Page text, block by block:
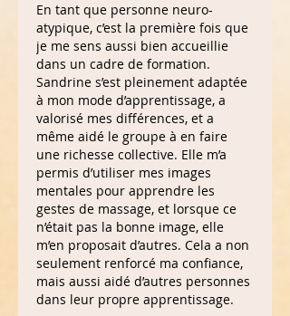
En tant que personne neuro-
atypique, c’est la première fois que
je me sens aussi bien accueillie
dans un cadre de formation.
Sandrine s’est pleinement adaptée
à mon mode d’apprentissage, a
valorisé mes différences, et a
même aidé le groupe à en faire
une richesse collective. Elle m’a
permis d’utiliser mes images
mentales pour apprendre les
gestes de massage, et lorsque ce
n’était pas la bonne image, elle
m’en proposait d’autres. Cela a non
seulement renforcé ma confiance,
mais aussi aidé d’autres personnes
dans leur propre apprentissage.